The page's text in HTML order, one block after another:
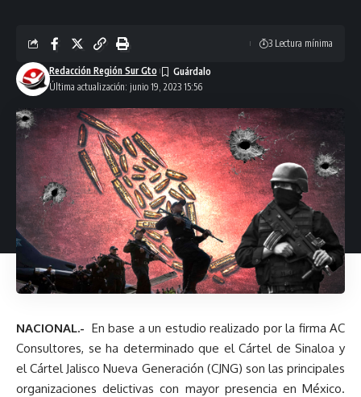
Última actualización: junio 19, 2023 15:56
Redacción Región Sur Gto
3 Lectura mínima
NACIONAL.- En base a un estudio realizado por la firma AC
Consultores, se ha determinado que el Cártel de Sinaloa y
el Cártel Jalisco Nueva Generación (CJNG) son las principales
organizaciones delictivas con mayor presencia en México.